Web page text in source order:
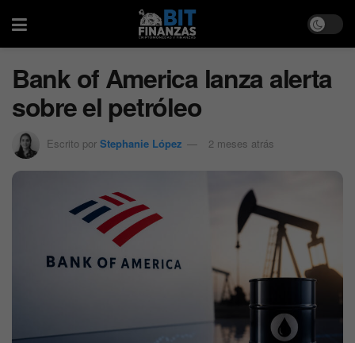
Bank of America lanza alerta
sobre el petróleo
Escrito por Stephanie López 2 meses atrás